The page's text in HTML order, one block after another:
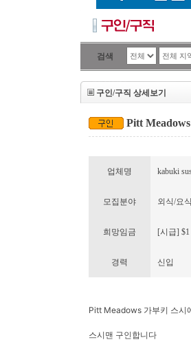
검색
구인/구직 상세보기
Pitt
업체명 kabuki
모집분야 외식/요식
희망임금 [시급] $1
경력 신입
Pitt Meadows 가부키 스시
스시맨 구인합니다